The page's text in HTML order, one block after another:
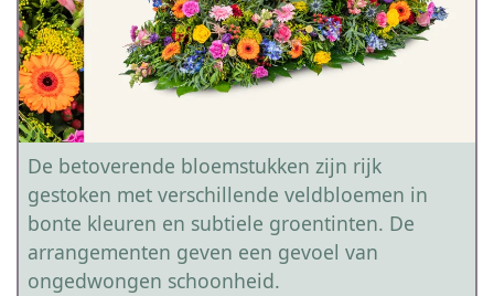
De betoverende bloemstukken zijn rijk
gestoken met verschillende veldbloemen in
bonte kleuren en subtiele groentinten. De
arrangementen geven een gevoel van
ongedwongen schoonheid.